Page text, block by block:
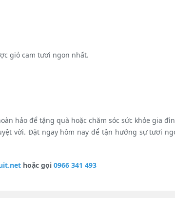
giỏ cam tươi ngon nhất.
hảo để tặng quà hoặc chăm sóc sức khỏe gia
vời. Đặt ngay hôm nay để tận hưởng sự tươi
hoặc gọi 0966 341 493